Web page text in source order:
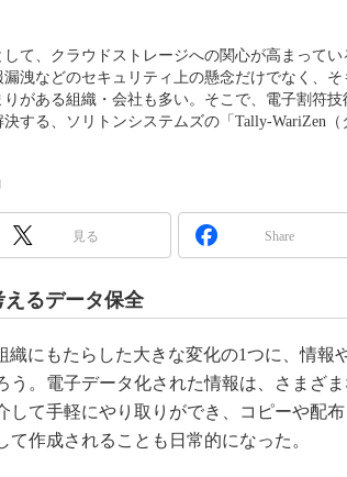
て、クラウドストレージへの関心が高まって
洩などのセキュリティ上の懸念だけでなく、
がある組織・会社も多い。そこで、電子割符
する、ソリトンシステムズの「Tally-WariZen
見る Share
るデータ保全
にもたらした大きな変化の1つに、情報
う。電子データ化された情報は、さまざ
して手軽にやり取りができ、コピーや配
て作成されることも日常的になった。